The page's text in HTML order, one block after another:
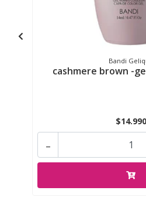
Bandi
cashmere brown -
$14.990
-